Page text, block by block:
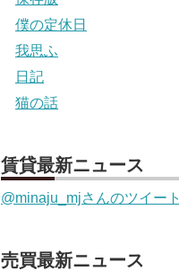
僕の定休日
我思ふ
日記
猫の話
賃貸最新ニュース
@minaju_mjさんのツイート
売買最新ニュース